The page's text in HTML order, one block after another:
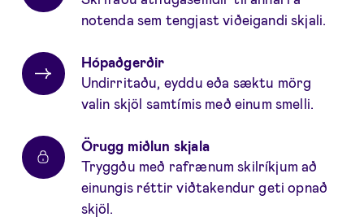
notenda sem tengjast viðeigandi skjali.
Hópaðgerðir
Undirritaðu, eyddu eða sæktu mörg
valin skjöl samtímis með einum smelli.
Örugg miðlun skjala
Tryggðu með rafrænum skilríkjum að
einungis réttir viðtakendur geti opnað
skjöl.